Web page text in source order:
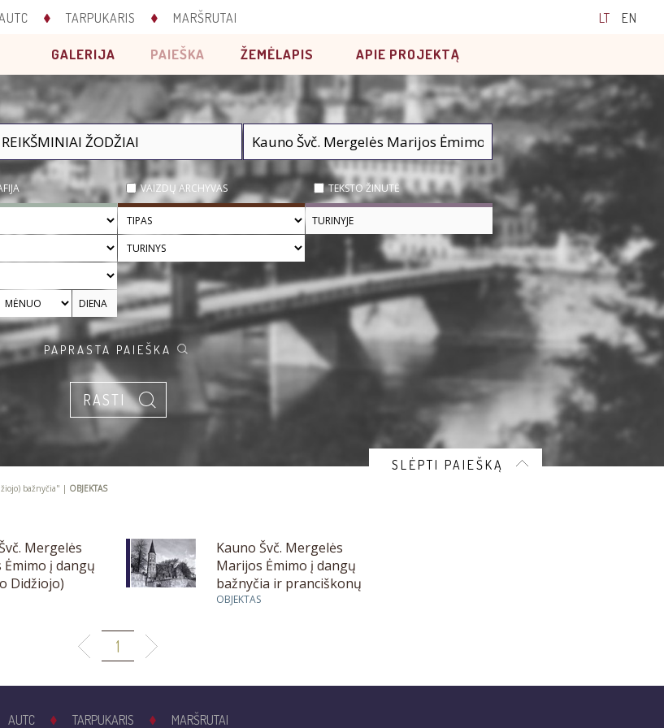
LT EN
TARPUKARIS MARŠRUTAI
GALERIJA PAIEŠKA ŽEMĖLAPIS APIE PROJEKTĄ
VAIZDŲ ARCHYVAS TEKSTO ŽINUTĖ
PAPRASTA PAIEŠKA
SLĖPTI PAIEŠKĄ
bažnyčia" | OBJEKTAS
Mergelės
į dangų
Didžiojo)
Kauno Švč. Mergelės
Marijos Ėmimo į dangų
bažnyčia ir pranciškonų
vienuolynas
OBJEKTAS
1
AUTC TARPUKARIS MARŠRUTAI